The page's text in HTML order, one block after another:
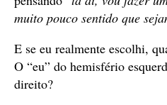
muito pouco sentido que
E se eu realmente escolhi,
O “eu” do hemisfério
direito?